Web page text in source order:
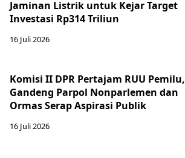
Jaminan Listrik untuk Kejar Target
Investasi Rp314 Triliun
16 Juli 2026
Komisi II DPR Pertajam RUU Pemilu,
Gandeng Parpol Nonparlemen dan
Ormas Serap Aspirasi Publik
16 Juli 2026